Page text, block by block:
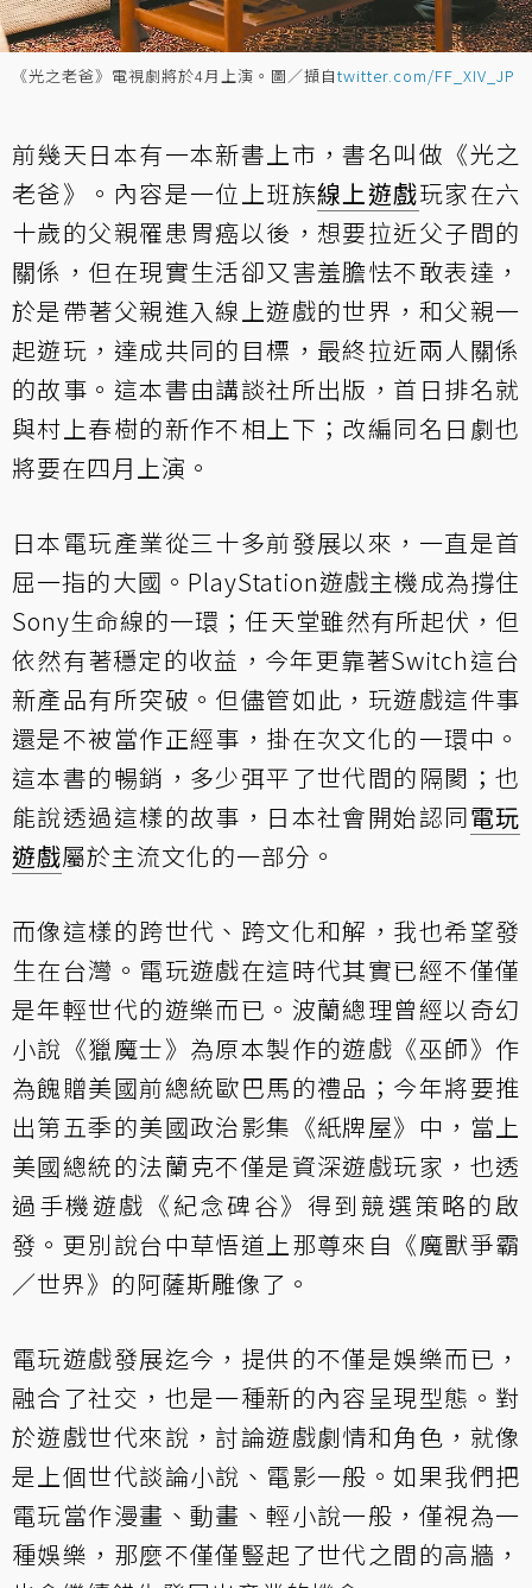
《光之老爸》電視劇將於4月上演。圖／擷自twitter.com/FF_XIV_JP
前幾天日本有一本新書上市，書名叫做《光之
老爸》。內容是一位上班族線上遊戲玩家在六
十歲的父親罹患胃癌以後，想要拉近父子間的
關係，但在現實生活卻又害羞膽怯不敢表達，
於是帶著父親進入線上遊戲的世界，和父親一
起遊玩，達成共同的目標，最終拉近兩人關係
的故事。這本書由講談社所出版，首日排名就
與村上春樹的新作不相上下；改編同名日劇也
將要在四月上演。
日本電玩產業從三十多前發展以來，一直是首
屈一指的大國。PlayStation遊戲主機成為撐住
Sony生命線的一環；任天堂雖然有所起伏，但
依然有著穩定的收益，今年更靠著Switch這台
新產品有所突破。但儘管如此，玩遊戲這件事
還是不被當作正經事，掛在次文化的一環中。
這本書的暢銷，多少弭平了世代間的隔閡；也
能說透過這樣的故事，日本社會開始認同電玩
遊戲屬於主流文化的一部分。
而像這樣的跨世代、跨文化和解，我也希望發
生在台灣。電玩遊戲在這時代其實已經不僅僅
是年輕世代的遊樂而已。波蘭總理曾經以奇幻
小說《獵魔士》為原本製作的遊戲《巫師》作
為餽贈美國前總統歐巴馬的禮品；今年將要推
出第五季的美國政治影集《紙牌屋》中，當上
美國總統的法蘭克不僅是資深遊戲玩家，也透
過手機遊戲《紀念碑谷》得到競選策略的啟
發。更別說台中草悟道上那尊來自《魔獸爭霸
／世界》的阿薩斯雕像了。
電玩遊戲發展迄今，提供的不僅是娛樂而已，
融合了社交，也是一種新的內容呈現型態。對
於遊戲世代來說，討論遊戲劇情和角色，就像
是上個世代談論小說、電影一般。如果我們把
電玩當作漫畫、動畫、輕小說一般，僅視為一
種娛樂，那麼不僅僅豎起了世代之間的高牆，